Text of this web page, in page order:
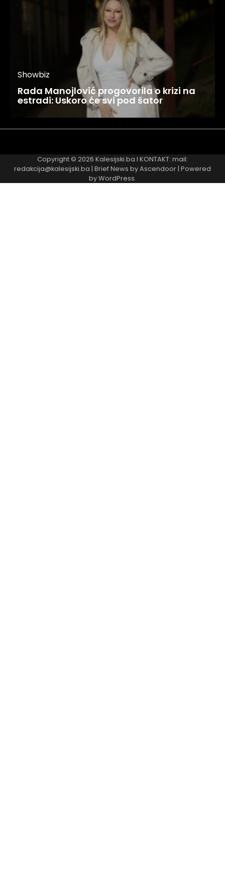
Showbiz
Rada Manojlović progovorila o krizi na
estradi: Uskoro će svi pod šator
Copyright © 2026 Kalesijski.ba I KONTAKT: mail:
redakcija@kalesijski.ba | Brief News byAscendoor| Powered
byWordPress.